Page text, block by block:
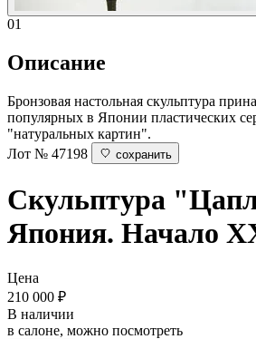
01
Описание
Бронзовая настольная скульптура
популярных в Японии пластических
"натуральных картин".
Лот № 47198
сохранить
Скульптура
Япония. Начало
Цена
210 000 ₽
В наличии
в салоне, можно посмотреть